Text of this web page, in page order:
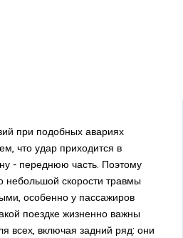
при подобных авариях
что удар приходится в
- переднюю часть. Поэтому
небольшой скорости травмы
особенно у пассажиров
поездке жизненно важны
всех, включая задний ряд: они